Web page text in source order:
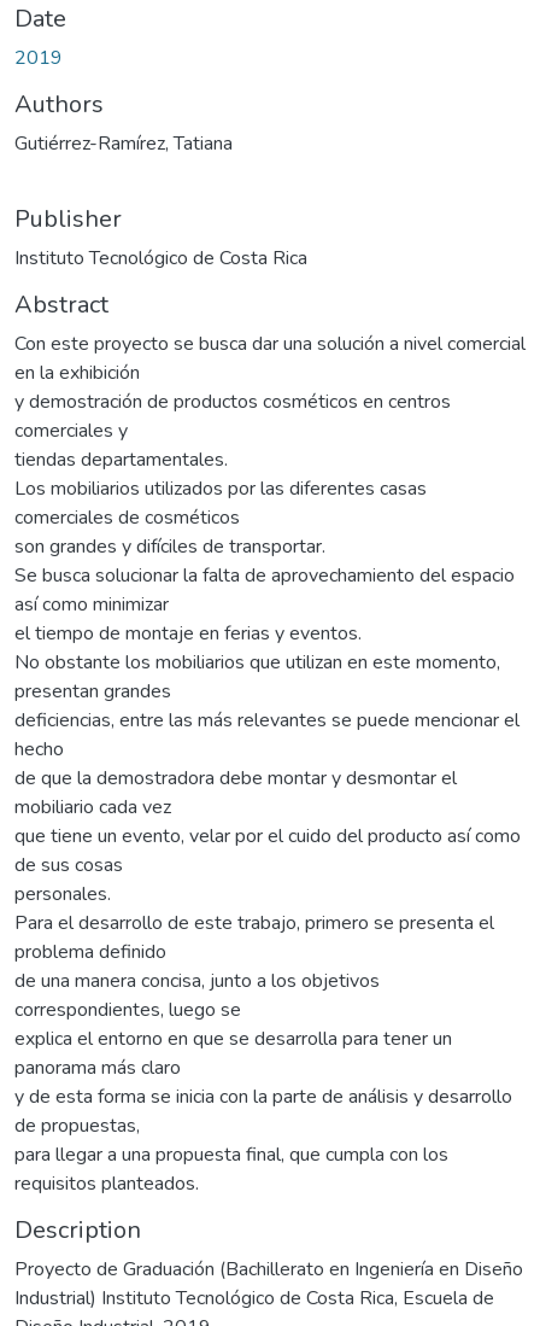
Date
2019
Authors
Gutiérrez-Ramírez, Tatiana
Publisher
Instituto Tecnológico de Costa Rica
Abstract
Con este proyecto se busca dar una solución a nivel comercial
en la exhibición
y demostración de productos cosméticos en centros
comerciales y
tiendas departamentales.
Los mobiliarios utilizados por las diferentes casas
comerciales de cosméticos
son grandes y difíciles de transportar.
Se busca solucionar la falta de aprovechamiento del espacio
así como minimizar
el tiempo de montaje en ferias y eventos.
No obstante los mobiliarios que utilizan en este momento,
presentan grandes
deficiencias, entre las más relevantes se puede mencionar el
hecho
de que la demostradora debe montar y desmontar el
mobiliario cada vez
que tiene un evento, velar por el cuido del producto así como
de sus cosas
personales.
Para el desarrollo de este trabajo, primero se presenta el
problema definido
de una manera concisa, junto a los objetivos
correspondientes, luego se
explica el entorno en que se desarrolla para tener un
panorama más claro
y de esta forma se inicia con la parte de análisis y desarrollo
de propuestas,
para llegar a una propuesta final, que cumpla con los
requisitos planteados.
Description
Proyecto de Graduación (Bachillerato en Ingeniería en Diseño
Industrial) Instituto Tecnológico de Costa Rica, Escuela de